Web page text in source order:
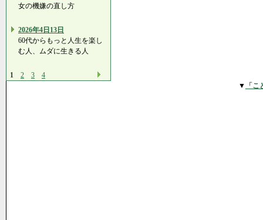
女の機嫌の直し方
2026年4日13日
60代からもっと人生を楽し
む人、ムダに生きる人
1 2 3 4
▼ 「